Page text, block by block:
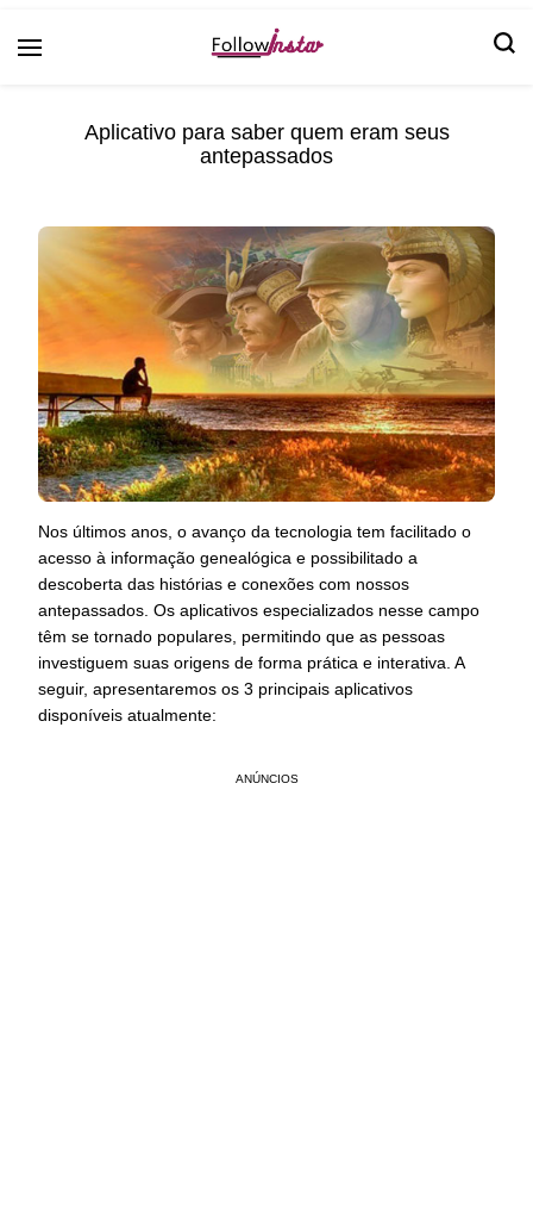
Aplicativo para saber quem eram seus
antepassados
Nos últimos anos, o avanço da tecnologia tem facilitado o
acesso à informação genealógica e possibilitado a
descoberta das histórias e conexões com nossos
antepassados. Os aplicativos especializados nesse campo
têm se tornado populares, permitindo que as pessoas
investiguem suas origens de forma prática e interativa. A
seguir, apresentaremos os 3 principais aplicativos
disponíveis atualmente:
ANÚNCIOS